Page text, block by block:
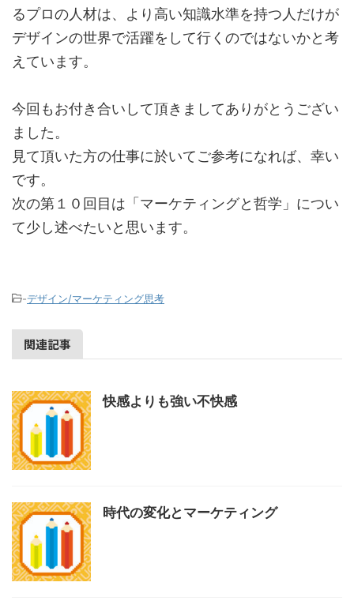
るプロの人材は、より高い知識水準を持つ人だけが
デザインの世界で活躍をして行くのではないかと考
えています。
今回もお付き合いして頂きましてありがとうござい
ました。
見て頂いた方の仕事に於いてご参考になれば、幸い
です。
次の第１０回目は「マーケティングと哲学」につい
て少し述べたいと思います。
-デザイン/マーケティング思考
関連記事
快感よりも強い不快感
時代の変化とマーケティング